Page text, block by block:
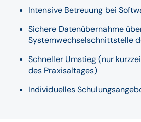
Intensive Betreuung bei
Sichere Datenübernahme
Systemwechselschnittstelle
Schneller Umstieg (nur
des Praxisaltages)
Individuelles